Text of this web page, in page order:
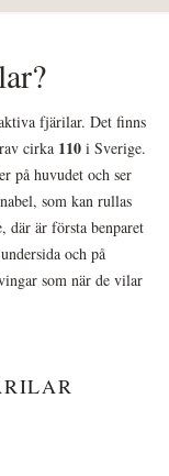
fjärilar. Det finns
cirka 110 i Sverige.
på huvudet och ser
som kan rullas
där är första benparet
och på
som när de vilar